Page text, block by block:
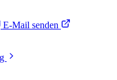
E-Mail senden